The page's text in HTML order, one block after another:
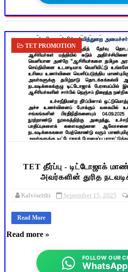
TET PROMOTION
TET தீர்ப்பு - டிட்டோஜாக்
அவர்களின் துரித
Kalviseithi September 15, 2025
Read More
Read more »
FOLLOW OUR
WhatsApp